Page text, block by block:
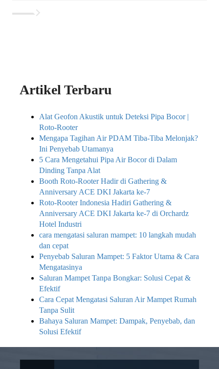
Artikel Terbaru
Alat Geofon Akustik untuk Deteksi Pipa Bocor |
Roto-Rooter
Mengapa Tagihan Air PDAM Tiba-Tiba Melonjak?
Ini Penyebab Utamanya
5 Cara Mengetahui Pipa Air Bocor di Dalam
Dinding Tanpa Alat
Booth Roto-Rooter Hadir di Gathering &
Anniversary ACE DKI Jakarta ke-7
Roto-Rooter Indonesia Hadiri Gathering &
Anniversary ACE DKI Jakarta ke-7 di Orchardz
Hotel Industri
cara mengatasi saluran mampet: 10 langkah mudah
dan cepat
Penyebab Saluran Mampet: 5 Faktor Utama & Cara
Mengatasinya
Saluran Mampet Tanpa Bongkar: Solusi Cepat &
Efektif
Cara Cepat Mengatasi Saluran Air Mampet Rumah
Tanpa Sulit
Bahaya Saluran Mampet: Dampak, Penyebab, dan
Solusi Efektif